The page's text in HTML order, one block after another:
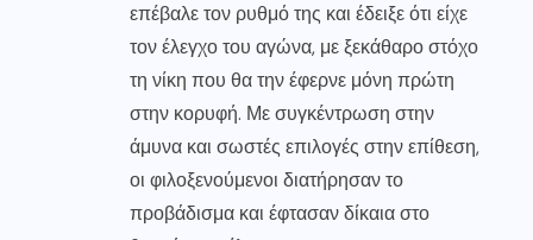
επέβαλε τον ρυθμό της και έδειξε ότι είχε
τον έλεγχο του αγώνα, με ξεκάθαρο στόχο
τη νίκη που θα την έφερνε μόνη πρώτη
στην κορυφή. Με συγκέντρωση στην
άμυνα και σωστές επιλογές στην επίθεση,
οι φιλοξενούμενοι διατήρησαν το
προβάδισμα και έφτασαν δίκαια στο